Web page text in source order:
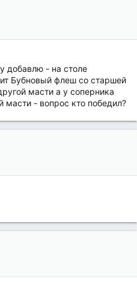
добавлю - на столе
Бубновый флеш со старшей
масти а у соперника
масти - вопрос кто победил?